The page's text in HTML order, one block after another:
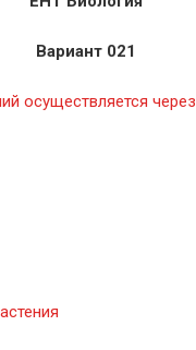
Вариант 021
осуществляется через